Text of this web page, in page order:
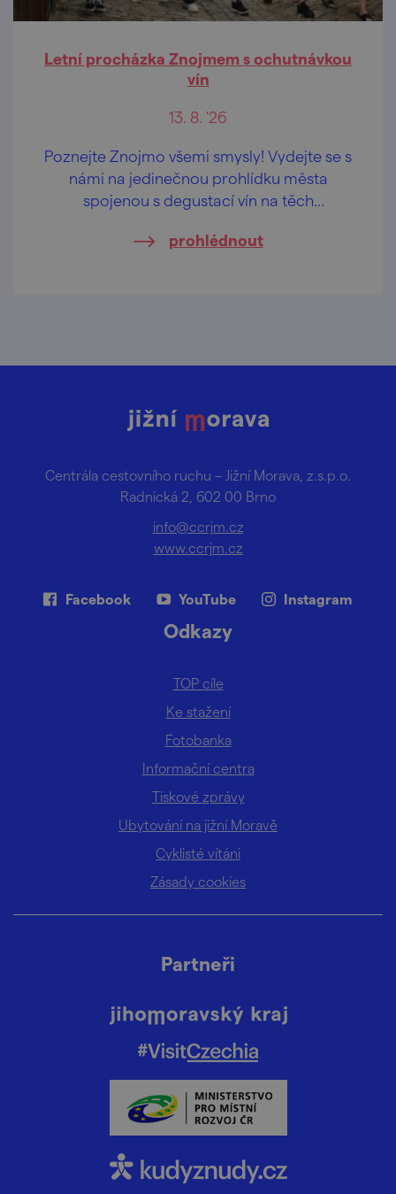
Letní procházka Znojmem s ochutnávkou
vín
13. 8. '26
Poznejte Znojmo všemi smysly! Vydejte se s
námi na jedinečnou prohlídku města
spojenou s degustací vín na těch
prohlédnout
Centrála cestovního ruchu – Jižní Morava, z.s.p.o.
Radnická 2, 602 00 Brno
info@ccrjm.cz
www.ccrjm.cz
Facebook YouTube Instagram
Odkazy
TOP cíle
Ke stažení
Fotobanka
Informační centra
Tiskové zprávy
Ubytování na jižní Moravě
Cyklisté vítáni
Zásady cookies
Partneři